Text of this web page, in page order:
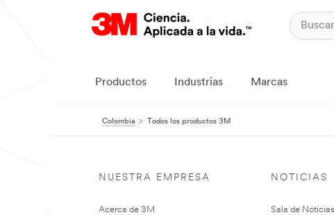
Productos Industrias Marcas
Colombia Todos los productos 3M
NUESTRA EMPRESA
Acerca de 3M
NOTICIAS
Sala de